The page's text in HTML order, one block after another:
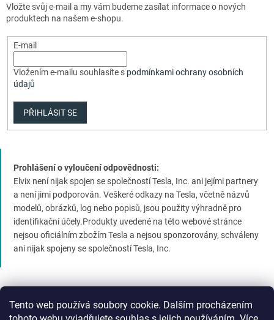
Tento web používá soubory cookie. Dalším procházením
Vložte svůj e-mail a my vám budeme zasílat informace o nových
produktech na našem e-shopu.
E-mail
Vložením e-mailu souhlasíte s podmínkami ochrany osobních
údajů
PŘIHLÁSIT SE
Prohlášení o vyloučení odpovědnosti:
Elvix není nijak spojen se společností Tesla, Inc. ani jejími partnery
a není jimi podporován. Veškeré odkazy na Tesla, včetně názvů
modelů, obrázků, log nebo popisů, jsou použity výhradně pro
identifikační účely.Produkty uvedené na této webové stránce
nejsou oficiálním zbožím Tesla a nejsou sponzorovány, schváleny
ani nijak spojeny se společností Tesla, Inc.